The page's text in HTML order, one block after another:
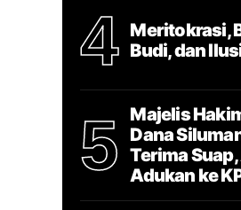
4
Meritokrasi,
Budi, dan
5
Majelis
Dana
Terima
Adukan ke